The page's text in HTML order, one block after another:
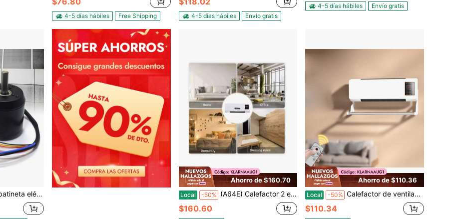
4-5 días hábiles Free Shipping 4-5 días hábiles Envío gratis
4-5 días hábiles Envío gratis
y sin sensores para patineta eléctrica DIY de 2900 W y 170 KV
Ahorro de $160.70
Local -50% (A64E) Calefactor 2 en 1 con ventilador, viento fuerte, temporizador, pantalla digital, montado en la pared, calefactor de espacio para hogar, oficina, dormitorio Reino Unido
$160.60
Ahorro de $110.36
Local -50% Calefactor de ventilador de 1800W con simulación de aire acondicionado, calentador eléctrico de aire caliente, soplador de aire cálido para hogar, oficina, dormitorio y baño
$110.34